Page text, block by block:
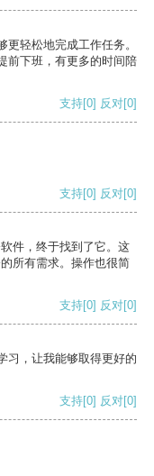
轻松地完成工作任务。
前下班，有更多的时间陪
支持[0] 反对[0]
支持[0] 反对[0]
件，终于找到了它。这
所有需求。操作也很简
支持[0] 反对[0]
习，让我能够取得更好的
支持[0] 反对[0]